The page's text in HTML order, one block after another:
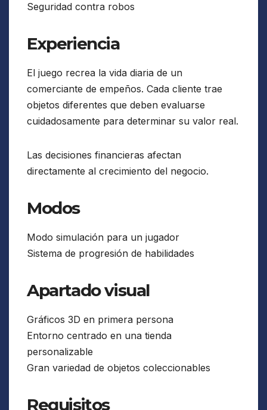
Seguridad contra robos
Experiencia
El juego recrea la vida diaria de un
comerciante de empeños. Cada cliente trae
objetos diferentes que deben evaluarse
cuidadosamente para determinar su valor real.
Las decisiones financieras afectan
directamente al crecimiento del negocio.
Modos
Modo simulación para un jugador
Sistema de progresión de habilidades
Apartado visual
Gráficos 3D en primera persona
Entorno centrado en una tienda
personalizable
Gran variedad de objetos coleccionables
Requisitos